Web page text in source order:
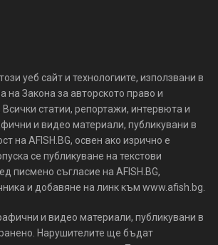
уеб сайт и технологиите, използвани в
на Закона за авторското право и
статии, репортажи, интервюта и
и видео материали, публикувани в
на AFISH.BG, освен ако изрично е
се публикуване на текстови
писмено съгласие на AFISH.BG,
и добавяне на линк към www.afish.bg.
и видео материали, публикувани в
Нарушителите ще бъдат